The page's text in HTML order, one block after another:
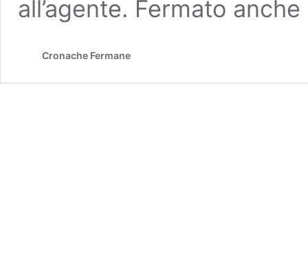
all’agente. Fermato
Cronache Fermane